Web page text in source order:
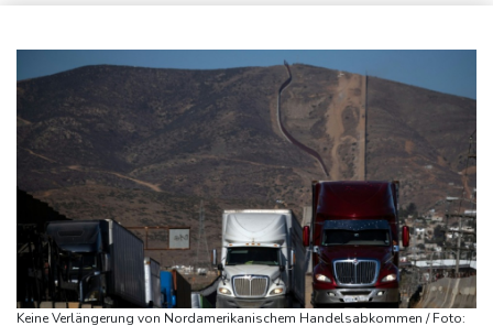
"Steile Lernkurve": Kretschmann lobt Amtsführung von Merz
Saudi-Arabien, Türkei und Pakistan schließen inmitten von Iran-
Krieg Verteidigungsabkommen
Polizei entdeckt Cannabisplantage mit mehr als 900 Pflanzen in
Kerpen - Festnahme
Xiaomi Skynomad: N70 und N90 erhöhen den Druck auf Europas
SUV-Markt
Sicherheitskreise vermuten russische Kampagne hinter
Falschvideo zu Merz-Rücktritt
Papst Leo XIV. will bei Frankreich-Besuch Missbrauchsopfer
Keine Verlängerung von Nordamerikanischem Handelsabkommen / Foto: